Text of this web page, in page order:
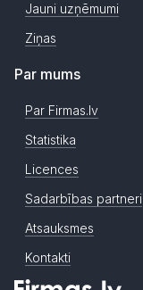
Jauni uzņēmumi
Ziņas
Par mums
Par Firmas.lv
Statistika
Licences
Sadarbības partneri
Atsauksmes
Kontakti